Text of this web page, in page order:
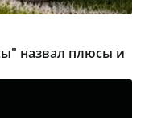
назвал плюсы и